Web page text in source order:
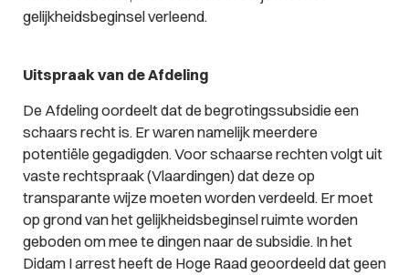
gelijkheidsbeginsel verleend.
Uitspraak van de Afdeling
De Afdeling oordeelt dat de begrotingssubsidie een
schaars recht is. Er waren namelijk meerdere
potentiële gegadigden. Voor schaarse rechten volgt uit
vaste rechtspraak (Vlaardingen) dat deze op
transparante wijze moeten worden verdeeld. Er moet
op grond van het gelijkheidsbeginsel ruimte worden
geboden om mee te dingen naar de subsidie. In het
Didam I arrest heeft de Hoge Raad geoordeeld dat geen